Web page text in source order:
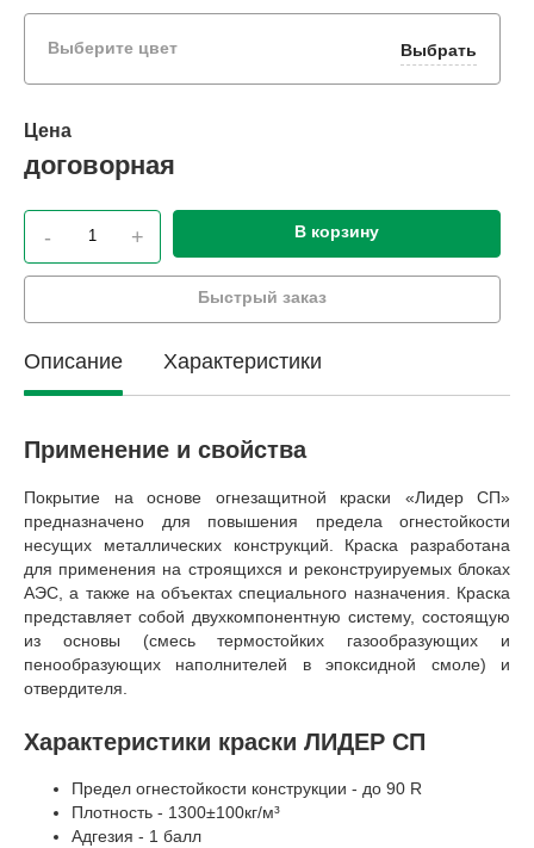
Выберите цвет Выбрать
Цена
договорная
- + В корзину
Быстрый заказ
Описание Характеристики
Применение и свойства
Покрытие на основе огнезащитной краски «Лидер СП»
предназначено для повышения предела огнестойкости
несущих металлических конструкций. Краска разработана
для применения на строящихся и реконструируемых блоках
АЭС, а также на объектах специального назначения. Краска
представляет собой двухкомпонентную систему, состоящую
из основы (смесь термостойких газообразующих и
пенообразующих наполнителей в эпоксидной смоле) и
отвердителя.
Характеристики краски ЛИДЕР СП
Предел огнестойкости конструкции - до 90 R
Плотность - 1300±100кг/м³
Адгезия - 1 балл